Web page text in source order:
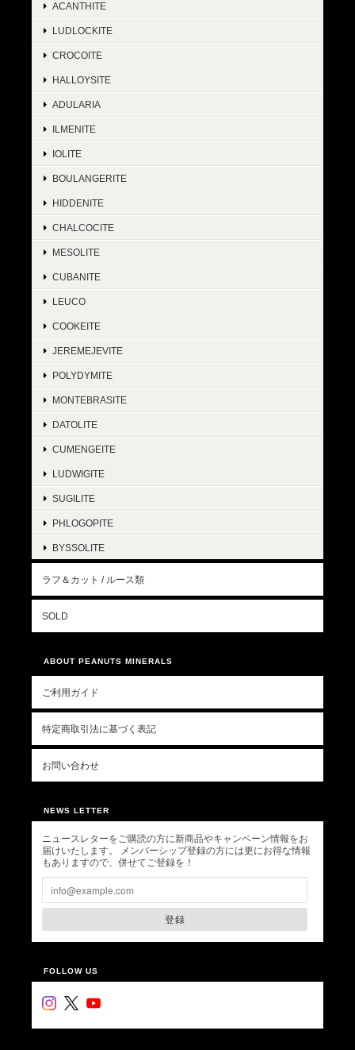
ACANTHITE
LUDLOCKITE
CROCOITE
HALLOYSITE
ADULARIA
ILMENITE
IOLITE
BOULANGERITE
HIDDENITE
CHALCOCITE
MESOLITE
CUBANITE
LEUCO
COOKEITE
JEREMEJEVITE
POLYDYMITE
MONTEBRASITE
DATOLITE
CUMENGEITE
LUDWIGITE
SUGILITE
PHLOGOPITE
BYSSOLITE
ラフ＆カット / ルース類
SOLD
ABOUT PEANUTS MINERALS
ご利用ガイド
特定商取引法に基づく表記
お問い合わせ
NEWS LETTER
ニュースレターをご購読の方に新商品やキャンペーン情報をお
届けいたします。 メンバーシップ登録の方には更にお得な情報
もありますので、併せてご登録を！
登録
FOLLOW US